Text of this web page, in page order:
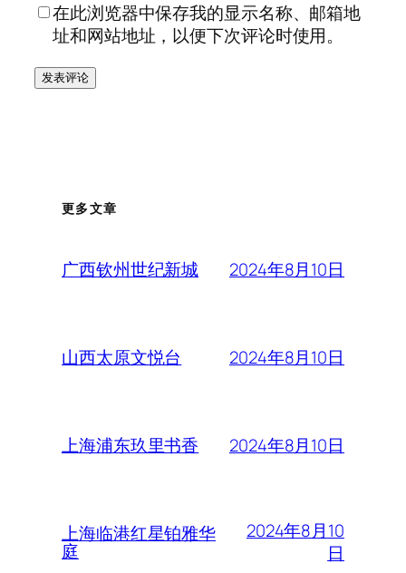
在此浏览器中保存我的显示名称、邮箱地
址和网站地址，以便下次评论时使用。
更多文章
广西钦州世纪新城 2024年8月10日
山西太原文悦台 2024年8月10日
上海浦东玖里书香 2024年8月10日
上海临港红星铂雅华
庭
2024年8月10
日